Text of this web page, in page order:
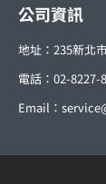
公司資訊
地址：235新北
電話：02-8227-
Email：